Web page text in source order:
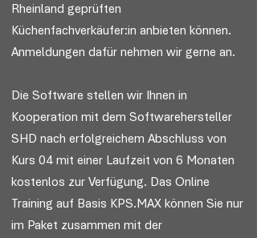
Rheinland geprüften
Küchenfachverkäufer:in anbieten können.
Anmeldungen dafür nehmen wir gerne an.
Die Software stellen wir Ihnen in
Kooperation mit dem Softwarehersteller
SHD nach erfolgreichem Abschluss von
Kurs 04 mit einer Laufzeit von 6 Monaten
kostenlos zur Verfügung. Das Online
Training auf Basis KPS.MAX können Sie nur
im Paket zusammen mit der